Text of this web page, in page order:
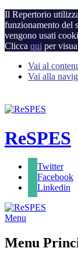
Il Repertorio
funzionamento del
vengono usati
Clicca qui per
Vai al
Vai alla
ReSPES
Twitter
Facebook
Linkedin
Menu
Menu